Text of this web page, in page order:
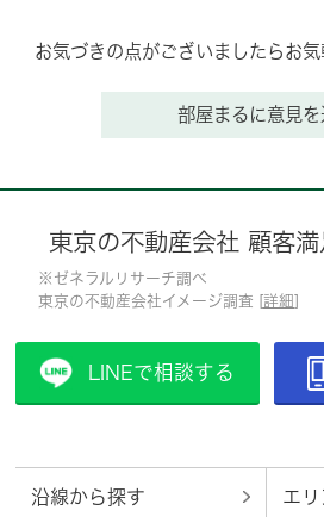
お気づきの点がございましたらお気
部屋まるに意見を
東京の不動産会社 顧客満
※ゼネラルリサーチ調べ
東京の不動産会社イメージ調査 [詳細]
LINEで相談する
沿線から探す エ